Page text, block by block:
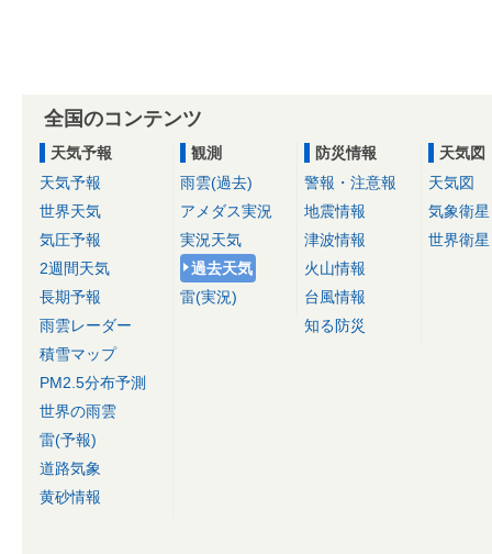
全国のコンテンツ
天気予報
天気予報
世界天気
気圧予報
2週間天気
長期予報
雨雲レーダー
積雪マップ
PM2.5分布予測
世界の雨雲
雷(予報)
道路気象
黄砂情報
観測
雨雲(過去)
アメダス実況
実況天気
過去天気
雷(実況)
防災情報
警報・注意報
地震情報
津波情報
火山情報
台風情報
知る防災
天気図
天気図
気象衛星
世界衛星